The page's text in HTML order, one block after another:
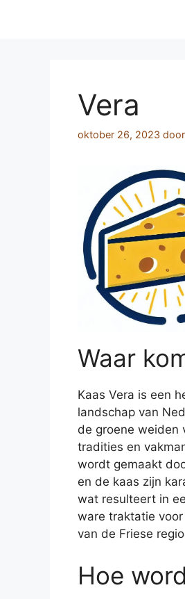
Vera
oktober 26, 2023 door
Waar
Kaas Vera is een
landschap van
de groene weiden
tradities en
wordt gemaakt
en de kaas zijn
wat resulteert in
ware traktatie
van de Friese
Hoe